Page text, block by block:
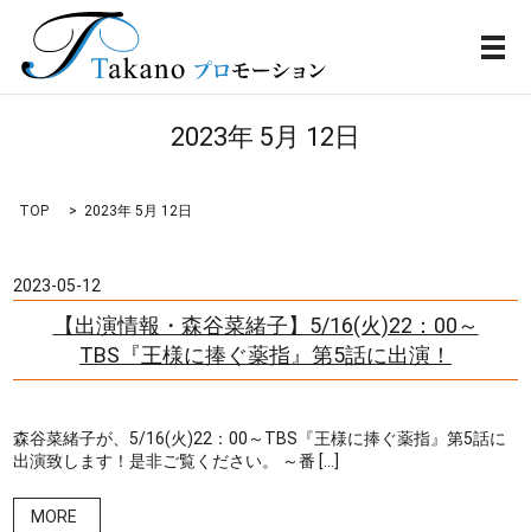
メ
2023年 5月 12日
TOP 2023年 5月 12日
2023-05-12
【出演情報・森谷菜緒子】5/16(火)22：00～
TBS『王様に捧ぐ薬指』第5話に出演！
森谷菜緒子が、5/16(火)22：00～TBS『王様に捧ぐ薬指』第5話に
出演致します！是非ご覧ください。 ～番 […]
MORE